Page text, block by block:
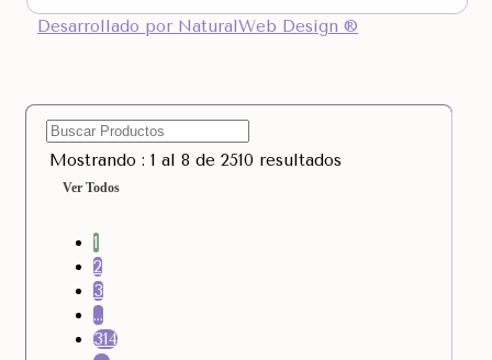
Desarrollado por NaturalWeb Design ®
Mostrando : 1 al 8 de 2510 resultados
Ver Todos
1
2
3
…
314